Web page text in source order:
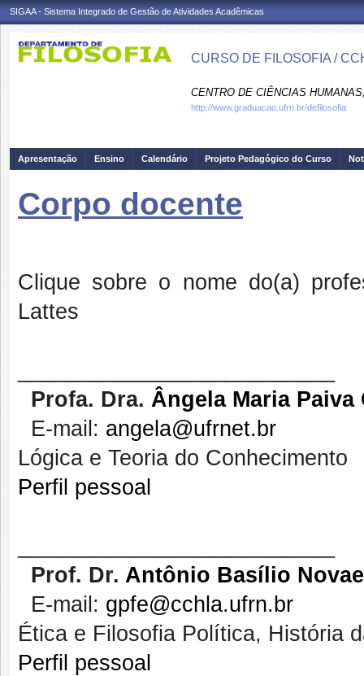
SIGAA - Sistema Integrado de Gestão de Atividades Acadêmicas
CURSO DE FILOSOFIA /
CENTRO DE CIÊNCIAS
http://www.graduacao.ufrn.br/defilosofia
Apresentação Ensino Calendário Projeto Pedagógico do Curso
Corpo docente
Clique sobre o nome do(a)
Lattes
Profa. Dra. Ângela Maria Paiva
E-mail: angela@ufrnet.br
Lógica e Teoria do Conhecimento
Perfil pessoal
Prof. Dr. Antônio Basílio
E-mail: gpfe@cchla.ufrn.br
Ética e Filosofia Política, História
Perfil pessoal